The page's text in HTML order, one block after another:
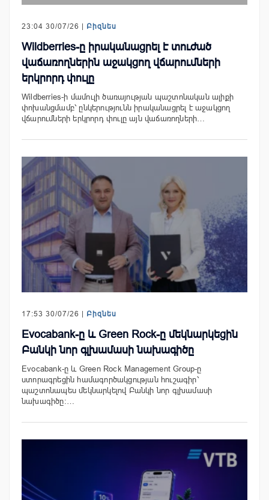
23:04 30/07/26 | Բիզնես
Wildberries-ը իրականացրել է տուժած
վաճառողներին աջակցող վճարումների
երկրորդ փուլը
Wildberries-ի մամուլի ծառայության պաշտոնական ալիքի
փոխանցմամբ՝ ընկերությունն իրականացրել է աջակցող
վճարումների երկրորդ փուլը այն վաճառողների…
17:53 30/07/26 | Բիզնես
Evocabank-ը և Green Rock-ը մեկնարկեցին
Բանկի նոր գլխամասի նախագիծը
Evocabank-ը և Green Rock Management Group-ը
ստորագրեցին համագործակցության հուշագիր՝
պաշտոնապես մեկնարկելով Բանկի նոր գլխամասի
նախագիծը։…